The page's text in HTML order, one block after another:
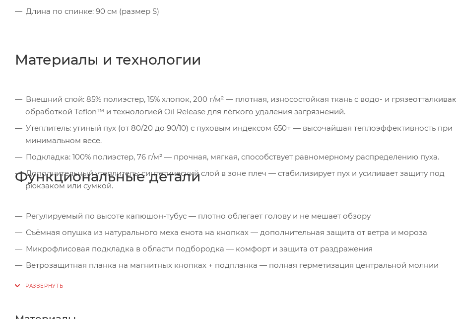
Длина по спинке: 90 см (размер S)
Материалы и технологии
Внешний слой: 85% полиэстер, 15% хлопок, 200 г/м² — плотная, износостойкая ткань с водо- и
обработкой Teflon™ и технологией Oil Release для лёгкого удаления загрязнений.
Утеплитель: утиный пух (от 80/20 до 90/10) с пуховым индексом 650+ — высочайшая теплоэффективность при
минимальном весе.
Подкладка: 100% полиэстер, 76 г/м² — прочная, мягкая, способствует равномерному распределению пуха.
Дополнительный утеплитель: синтетический слой в зоне плеч — стабилизирует пух и усиливает защиту под
рюкзаком или сумкой.
Функциональные детали
Регулируемый по высоте капюшон-тубус — плотно облегает голову и не мешает обзору
Съёмная опушка из натурального меха енота на кнопках — дополнительная защита от ветра и мороза
Микрофлисовая подкладка в области подбородка — комфорт и защита от раздражения
Ветрозащитная планка на магнитных кнопках + подпланка — полная герметизация центральной молнии
Утеплённые нагрудные и боковые карманы на влагозащитных молниях с подкладкой из флиса High Loft —